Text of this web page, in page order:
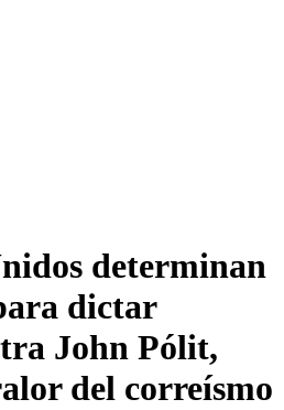
determinan
dictar
John Pólit,
del correísmo